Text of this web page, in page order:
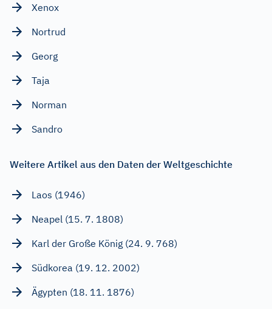
Xenox
Nortrud
Georg
Taja
Norman
Sandro
Weitere Artikel aus den Daten der Weltgeschichte
Laos (1946)
Neapel (15. 7. 1808)
Karl der Große König (24. 9. 768)
Südkorea (19. 12. 2002)
Ägypten (18. 11. 1876)